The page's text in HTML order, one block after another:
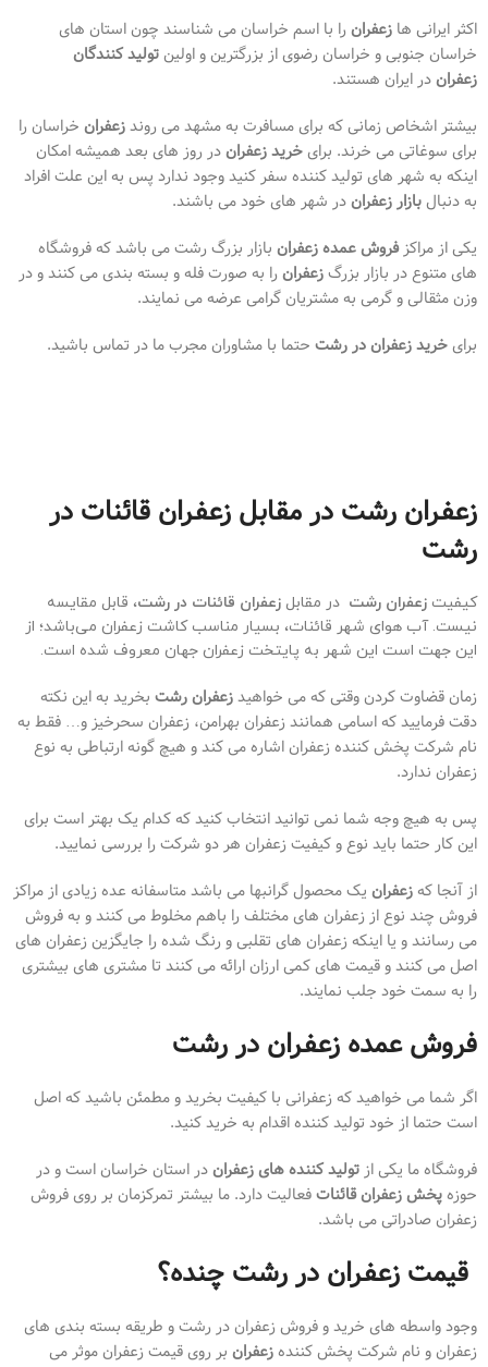
اکثر ایرانی ها زعفران را با اسم خراسان می شناسند چون استان های
خراسان جنوبی و خراسان رضوی از بزرگترین و اولینتولید کنندگان
زعفراندر ایران هستند.
بیشتر اشخاص زمانی که برای مسافرت به مشهد می روندزعفران خراسان را
برای سوغاتی می خرند. برایخرید زعفراندر روز های بعد همیشه امکان
اینکه به شهر های تولید کننده سفر کنید وجود ندارد پس به این علت افراد
به دنبالبازار زعفراندر شهر های خود می باشند.
یکی از مراکزفروش عمده زعفران بازار بزرگ رشت می باشد که فروشگاه
های متنوع در بازار بزرگزعفران را به صورت فله و بسته بندی می کنند و در
وزن مثقالی و گرمی به مشتریان گرامی عرضه می نمایند.
برایخرید زعفران در رشت حتما با مشاوران مجرب ما در تماس باشید.
زعفران رشت در مقابل زعفران قائنات در
رشت
کیفیت زعفران رشت در مقابل زعفران قائنات در رشت، قابل مقایسه
نیست. آب هوای شهر قائنات، بسیار مناسب کاشت زعفران می‌باشد؛ از
این جهت است این شهر به پایتخت زعفران جهان معروف شده است.
زمان قضاوت کردن وقتی که می خواهیدزعفران رشت بخرید به این نکته
دقت فرمایید که اسامی همانند زعفران بهرامن، زعفران سحرخیز و… فقط به
نام شرکت پخش کننده زعفران اشاره می کند و هیچ گونه ارتباطی به نوع
زعفران ندارد.
پس به هیچ وجه شما نمی توانید انتخاب کنید که کدام یک بهتر است برای
این کار حتما باید نوع و کیفیت زعفران هر دو شرکت را بررسی نمایید.
از آنجا که زعفران یک محصول گرانبها می باشد متاسفانه عده زیادی از مراکز
فروش چند نوع از زعفران های مختلف را باهم مخلوط می کنند و به فروش
می رسانند و یا اینکه زعفران های تقلبی و رنگ شده را جایگزین زعفران های
اصل می کنند و قیمت های کمی ارزان ارائه می کنند تا مشتری های بیشتری
را به سمت خود جلب نمایند.
فروش عمده زعفران در رشت
اگر شما می خواهید که زعفرانی با کیفیت بخرید و مطمئن باشید که اصل
است حتما از خود تولید کننده اقدام به خرید کنید.
فروشگاه ما یکی ازتولید کننده های زعفراندر استان خراسان است و در
حوزهپخش زعفران قائناتفعالیت دارد. ما بیشتر تمرکزمان بر روی فروش
زعفران صادراتی می باشد.
قیمت زعفران در رشت چنده؟
وجود واسطه های خرید و فروش زعفران در رشت و طریقه بسته بندی های
زعفران و نام شرکت پخش کنندهزعفران بر روی قیمت زعفران موثر می